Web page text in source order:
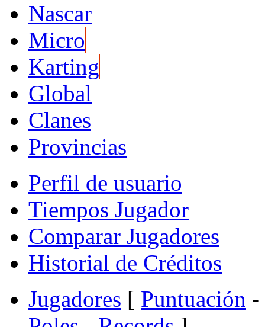
Nascar
Micro
Karting
Global
Clanes
Provincias
Perfil de usuario
Tiempos Jugador
Comparar Jugadores
Historial de Créditos
Jugadores [ Puntuación -